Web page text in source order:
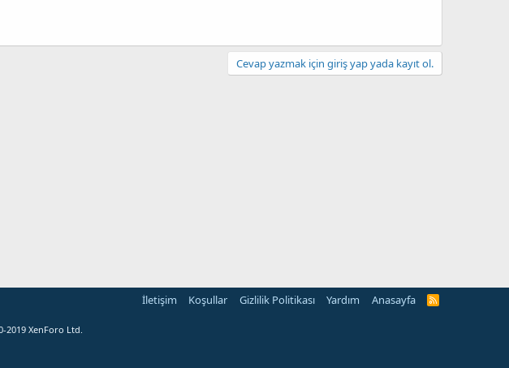
Cevap yazmak için giriş yap yada kayıt ol.
İletişim Koşullar Gizlilik Politikası Yardım Anasayfa
R
2019 XenForo Ltd.